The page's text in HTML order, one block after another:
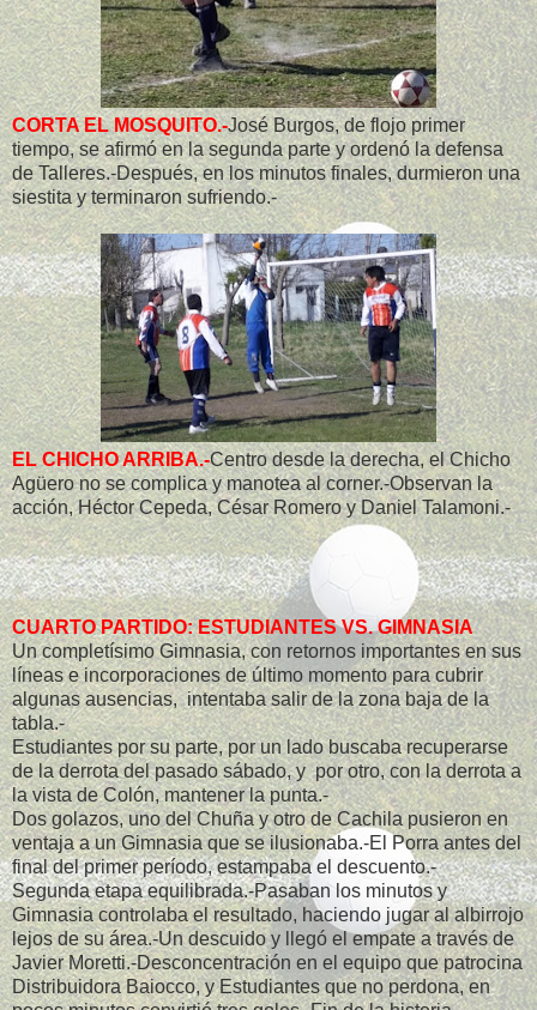
CORTA EL MOSQUITO.-José Burgos, de flojo primer
tiempo, se afirmó en la segunda parte y ordenó la defensa
de Talleres.-Después, en los minutos finales, durmieron una
siestita y terminaron sufriendo.-
EL CHICHO ARRIBA.-Centro desde la derecha, el Chicho
Agüero no se complica y manotea al corner.-Observan la
acción, Héctor Cepeda, César Romero y Daniel Talamoni.-
CUARTO PARTIDO: ESTUDIANTES VS. GIMNASIA
Un completísimo Gimnasia, con retornos importantes en sus
líneas e incorporaciones de último momento para cubrir
algunas ausencias, intentaba salir de la zona baja de la
tabla.-
Estudiantes por su parte, por un lado buscaba recuperarse
de la derrota del pasado sábado, y por otro, con la derrota a
la vista de Colón, mantener la punta.-
Dos golazos, uno del Chuña y otro de Cachila pusieron en
ventaja a un Gimnasia que se ilusionaba.-El Porra antes del
final del primer período, estampaba el descuento.-
Segunda etapa equilibrada.-Pasaban los minutos y
Gimnasia controlaba el resultado, haciendo jugar al albirrojo
lejos de su área.-Un descuido y llegó el empate a través de
Javier Moretti.-Desconcentración en el equipo que patrocina
Distribuidora Baiocco, y Estudiantes que no perdona, en